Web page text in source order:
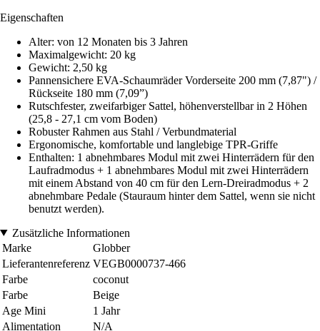
Eigenschaften
Alter: von 12 Monaten bis 3 Jahren
Maximalgewicht: 20 kg
Gewicht: 2,50 kg
Pannensichere EVA-Schaumräder Vorderseite 200 mm (7,87") /
Rückseite 180 mm (7,09”)
Rutschfester, zweifarbiger Sattel, höhenverstellbar in 2 Höhen
(25,8 - 27,1 cm vom Boden)
Robuster Rahmen aus Stahl / Verbundmaterial
Ergonomische, komfortable und langlebige TPR-Griffe
Enthalten: 1 abnehmbares Modul mit zwei Hinterrädern für den
Laufradmodus + 1 abnehmbares Modul mit zwei Hinterrädern
mit einem Abstand von 40 cm für den Lern-Dreiradmodus + 2
abnehmbare Pedale (Stauraum hinter dem Sattel, wenn sie nicht
benutzt werden).
Zusätzliche Informationen
Marke
Globber
Lieferantenreferenz VEGB0000737-466
Farbe
coconut
Farbe
Beige
Age Mini
1 Jahr
Alimentation
N/A